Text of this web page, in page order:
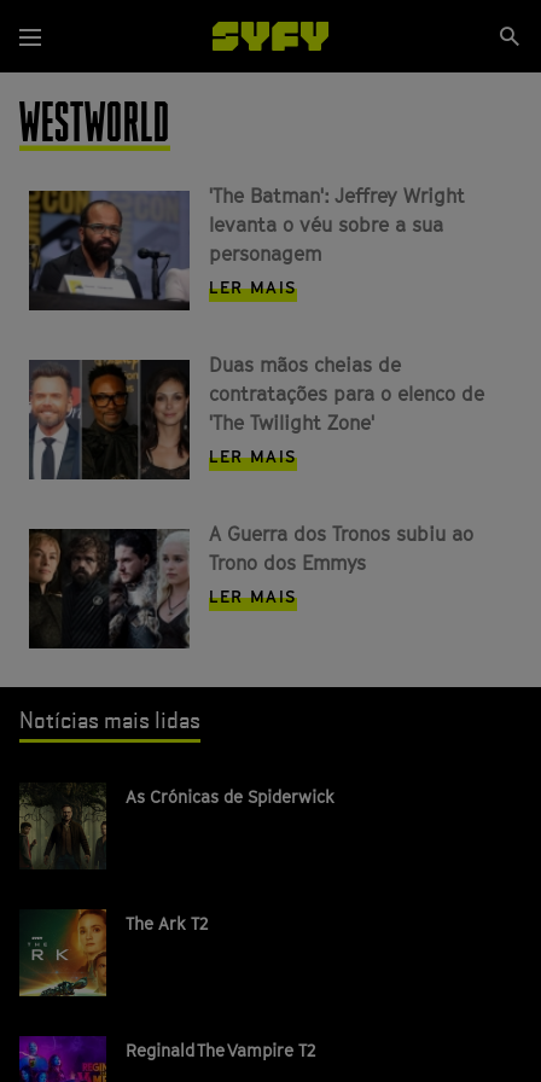
para
o
conteúdo
principal
Menu
WESTWORLD
'The Batman': Jeffrey Wright
levanta o véu sobre a sua
personagem
LER MAIS
Duas mãos cheias de
contratações para o elenco de
'The Twilight Zone'
LER MAIS
A Guerra dos Tronos subiu ao
Trono dos Emmys
LER MAIS
Notícias mais lidas
As Crónicas de Spiderwick
The Ark T2
Reginald The Vampire T2